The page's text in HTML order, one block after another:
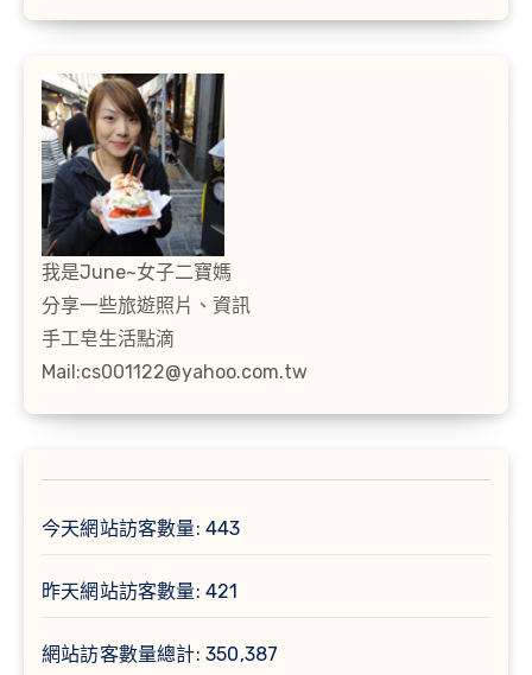
我是June~女子二寶媽
分享一些旅遊照片、資訊
手工皂生活點滴
Mail:cs001122@yahoo.com.tw
今天網站訪客數量: 443
昨天網站訪客數量: 421
網站訪客數量總計: 350,387